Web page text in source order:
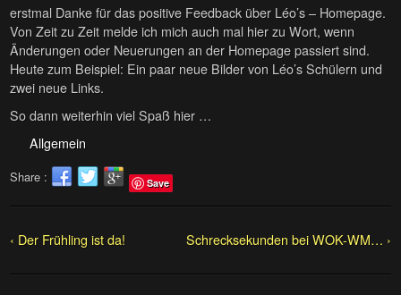
erstmal Danke für das positive Feedback über Léo’s – Homepage.
Von Zeit zu Zeit melde ich mich auch mal hier zu Wort, wenn
Änderungen oder Neuerungen an der Homepage passiert sind.
Heute zum Beispiel: Ein paar neue Bilder von Léo’s Schülern und
zwei neue Links.
So dann weiterhin viel Spaß hier …
Allgemein
Share : Save
‹ Der Frühling ist da! Schrecksekunden bei WOK-WM… ›